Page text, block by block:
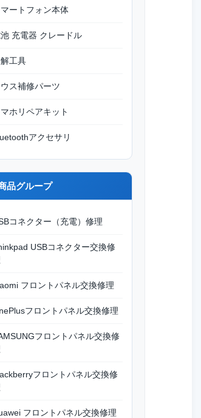
ートフォン本体
充電器 クレードル
工具
ス補修パーツ
ホリペアキット
アクセサリ
品グループ
コネクター（充電）修理
USBコネクター交換修
フロントパネル交換修理
フロントパネル交換修理
フロントパネル交換修
フロントパネル交換修
フロントパネル交換修理